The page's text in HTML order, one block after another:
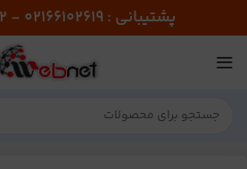
پشتیبانی : 02166102619 - 09366119082